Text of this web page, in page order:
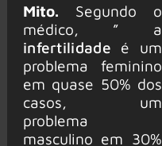
Mito. Segundo o
médico, ” a
infertilidade é um
problema feminino
em quase 50% dos
casos, um
problema
masculino em 30%